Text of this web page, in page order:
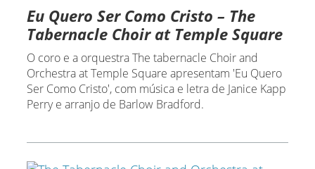
Eu Quero Ser Como Cristo – The
Tabernacle Choir at Temple Square
O coro e a orquestra The tabernacle Choir and
Orchestra at Temple Square apresentam 'Eu Quero
Ser Como Cristo', com música e letra de Janice Kapp
Perry e arranjo de Barlow Bradford.